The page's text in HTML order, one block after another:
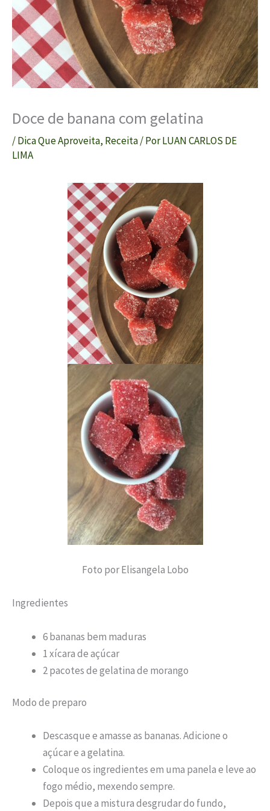
Doce de banana com gelatina
/Dica Que Aproveita, Receita/ PorLUAN CARLOS DE
LIMA
Foto por Elisangela Lobo
Ingredientes
6 bananas bem maduras
1 xícara de açúcar
2 pacotes de gelatina de morango
Modo de preparo
Descasque e amasse as bananas. Adicione o
açúcar e a gelatina.
Coloque os ingredientes em uma panela e leve ao
fogo médio, mexendo sempre.
Depois que a mistura desgrudar do fundo,